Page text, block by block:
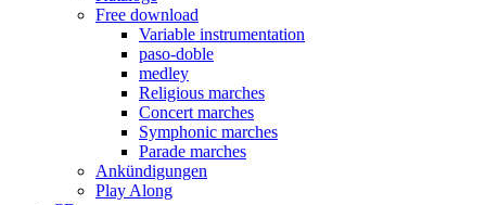
Free download
Variable instrumentation
paso-doble
medley
Religious marches
Concert marches
Symphonic marches
Parade marches
Ankündigungen
Play Along